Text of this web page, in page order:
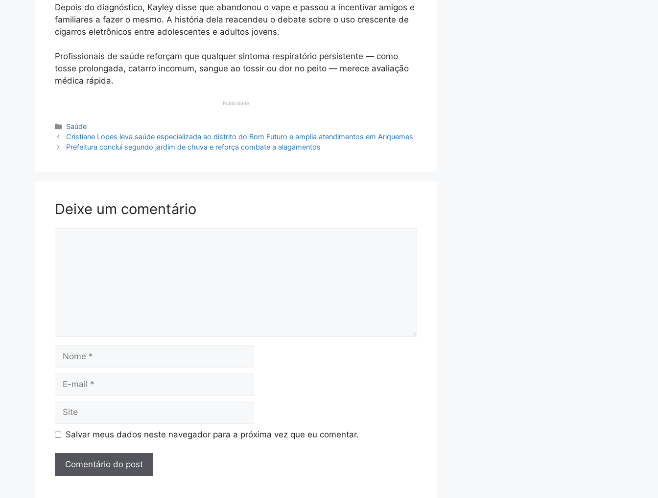
Depois do diagnóstico, Kayley disse que abandonou o vape e passou a incentivar amigos e
familiares a fazer o mesmo. A história dela reacendeu o debate sobre o uso crescente de
cigarros eletrônicos entre adolescentes e adultos jovens.
Profissionais de saúde reforçam que qualquer sintoma respiratório persistente — como
tosse prolongada, catarro incomum, sangue ao tossir ou dor no peito — merece avaliação
médica rápida.
Publicidade
Categorias
Saúde
Cristiane Lopes leva saúde especializada ao distrito do Bom Futuro e amplia atendimentos em Ariquemes
Prefeitura conclui segundo jardim de chuva e reforça combate a alagamentos
Deixe um comentário
mail
Salvar meus dados neste navegador para a próxima vez que eu comentar.